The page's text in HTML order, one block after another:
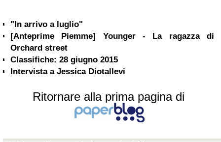
"In arrivo a luglio"
[Anteprime Piemme] Younger - La ragazza di
Orchard street
Classifiche: 28 giugno 2015
Intervista a Jessica Diotallevi
Ritornare alla prima pagina di